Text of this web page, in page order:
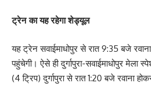
ट्रेन का यह रहेगा शेड्यूल
यह ट्रेन सवाईमाधोपुर से रात 9:35 बजे रवाना
पहुंचेगी। ऐसे ही दुर्गापुरा-सवाईमाधोपुर
(4 ट्रिप) दुर्गापुरा से रात 1:20 बजे रवाना